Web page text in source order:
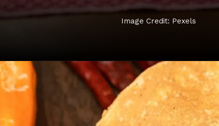
Image Credit: Pexels